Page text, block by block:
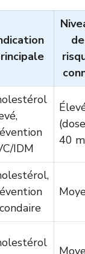
de
IDM
40